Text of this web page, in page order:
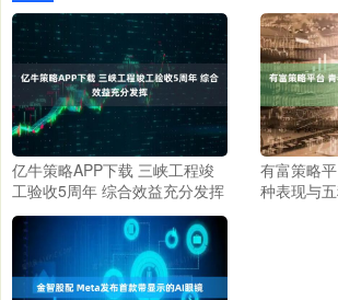
亿牛策略APP下载 三峡工程竣
工验收5周年 综合效益充分发挥
有富策略
种表现与